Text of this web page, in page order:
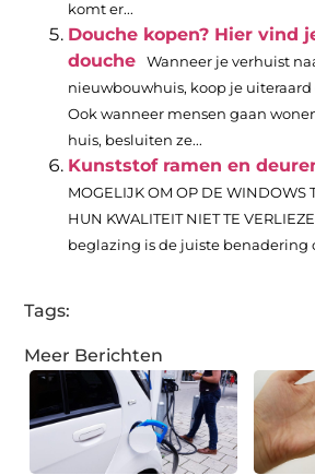
komt er...
Douche kopen? Hier vind
douche
Wanneer je verhuist
nieuwbouwhuis, koop je
Ook wanneer mensen gaan
huis, besluiten ze...
Kunststof ramen en
MOGELIJK OM OP DE WINDOWS
HUN KWALITEIT NIET TE
beglazing is de juiste benadering
Tags:
Meer Berichten